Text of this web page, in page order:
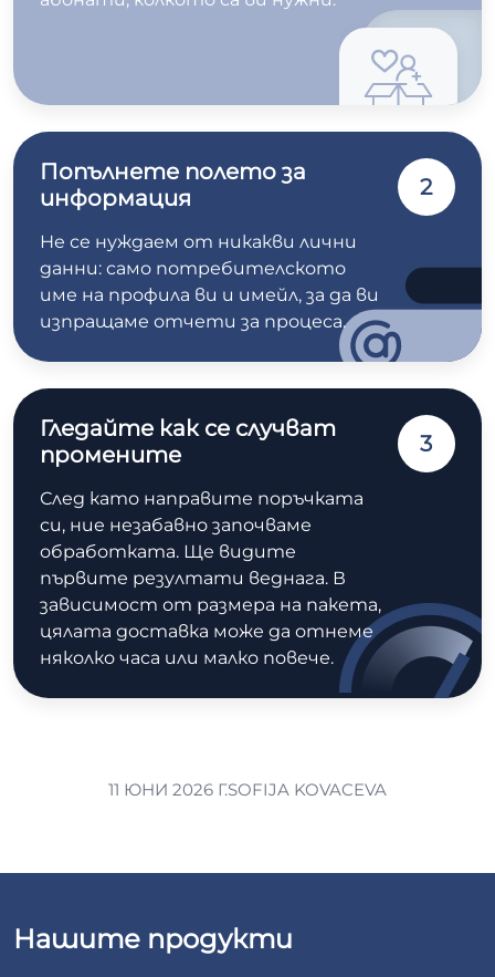
Попълнете полето за
информация
Не се нуждаем от никакви лични
данни: само потребителското
име на профила ви и имейл, за да ви
изпращаме отчети за процеса.
2
Гледайте как се случват
промените
След като направите поръчката
си, ние незабавно започваме
обработката. Ще видите
първите резултати веднага. В
зависимост от размера на пакета,
цялата доставка може да отнеме
няколко часа или малко повече.
3
11 ЮНИ 2026 Г.SOFIJA KOVACEVA
Нашите продукти